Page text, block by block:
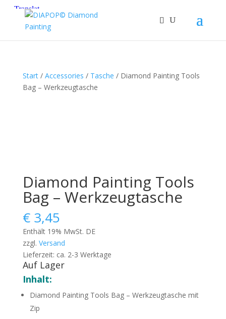
Start/ Accessories / Tasche / Diamond Painting Tools
Bag – Werkzeugtasche
Diamond Painting Tools
Bag – Werkzeugtasche
€3,45
Enthält 19% MwSt. DE
zzgl. Versand
Lieferzeit: ca. 2-3 Werktage
Auf Lager
Inhalt:
Diamond Painting Tools Bag – Werkzeugtasche mit
Zip